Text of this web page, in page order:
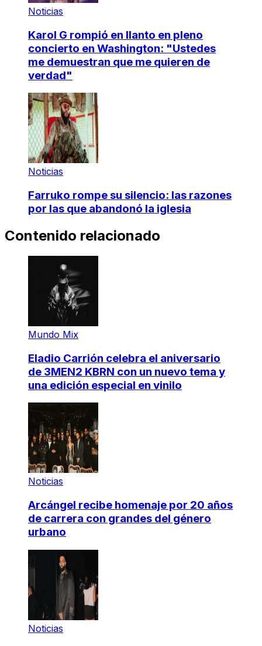
Noticias
Karol G rompió en llanto en pleno
concierto en Washington: "Ustedes
me demuestran que me quieren de
verdad"
Noticias
Farruko rompe su silencio: las razones
por las que abandonó la iglesia
Contenido relacionado
Mundo Mix
Eladio Carrión celebra el aniversario
de 3MEN2 KBRN con un nuevo tema y
una edición especial en vinilo
Noticias
Arcángel recibe homenaje por 20 años
de carrera con grandes del género
urbano
Noticias